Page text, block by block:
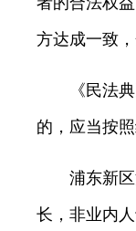
方达成一致
《民法典》
的，应当按
浦东新区消
长，非业内